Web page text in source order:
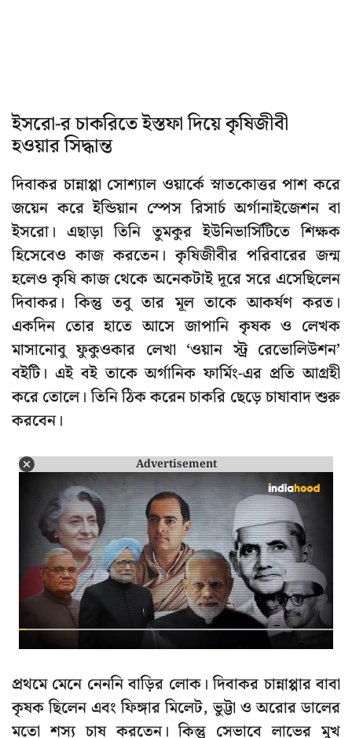
ইসরো-র চাকরিতে ইস্তফা দিয়ে কৃষিজীবী
হওয়ার সিদ্ধান্ত
দিবাকর চান্নাপ্পা সোশ্যাল ওয়ার্কে স্নাতকোত্তর পাশ করে
জয়েন করে ইন্ডিয়ান স্পেস রিসার্চ অর্গানাইজেশন বা
ইসরো। এছাড়া তিনি তুমকুর ইউনিভার্সিটিতে শিক্ষক
হিসেবেও কাজ করতেন। কৃষিজীবীর পরিবারের জন্ম
হলেও কৃষি কাজ থেকে অনেকটাই দূরে সরে এসেছিলেন
দিবাকর। কিন্তু তবু তার মূল তাকে আকর্ষণ করত।
একদিন তোর হাতে আসে জাপানি কৃষক ও লেখক
মাসানোবু ফুকুওকার লেখা ‘ওয়ান স্ট্র রেভোলিউশন’
বইটি। এই বই তাকে অর্গানিক ফার্মিং-এর প্রতি আগ্রহী
করে তোলে। তিনি ঠিক করেন চাকরি ছেড়ে চাষাবাদ শুরু
করবেন।
Advertisement
প্রথমে মেনে নেননি বাড়ির লোক। দিবাকর চান্নাপ্পার বাবা
কৃষক ছিলেন এবং ফিঙ্গার মিলেট, ভুট্টা ও অরোর ডালের
মতো শস্য চাষ করতেন। কিন্তু সেভাবে লাভের মুখ